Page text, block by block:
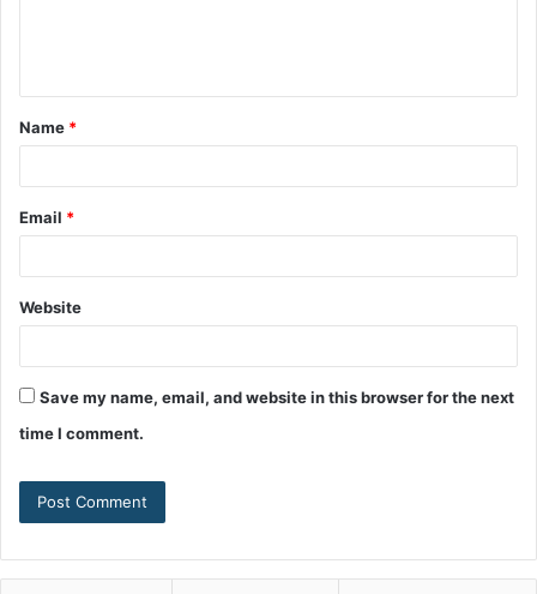
Name *
Email *
Website
Save my name, email, and website in this browser for the next
time I comment.